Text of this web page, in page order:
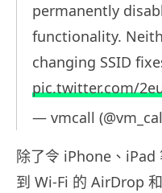
permanently
functionality.
changing SSID
pic.twitter.com/
— vmcall
除了令 iPhone、iPad
到 Wi-Fi 的 AirDrop